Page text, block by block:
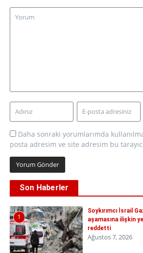
Daha sonraki yorumlarımda
posta adresim ve site adresim bu
Son Haberler
1
Soykırımcı İsrail
aşamasına ilişkin
reddetti
Ağustos 7, 2026